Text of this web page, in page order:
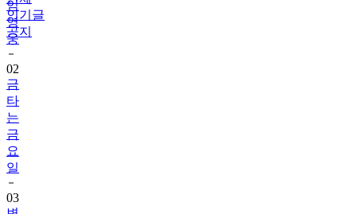
인기글
공지
임
영
웅
02
금
타
는
금
요
일
03